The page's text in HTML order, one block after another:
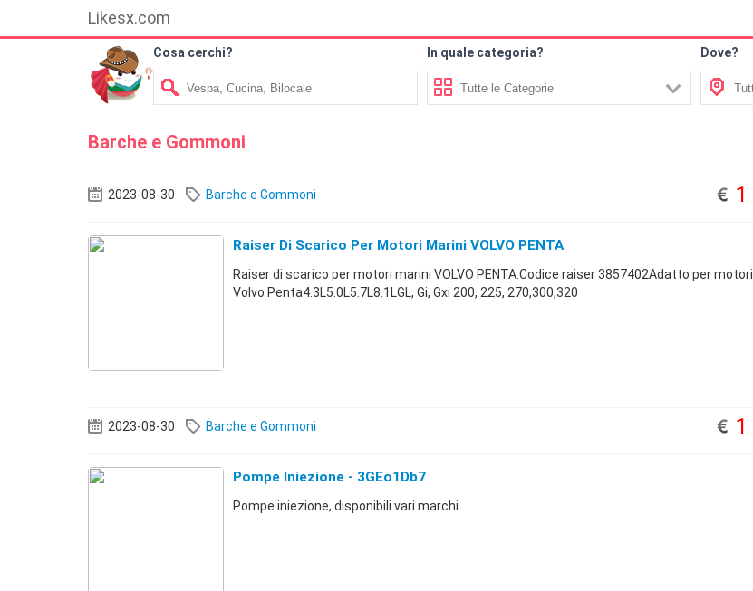
Likesx.com
Cosa cerchi? In quale categoria? Dove?
Barche e Gommoni
2023-08-30 Barche e Gommoni 1
Raiser Di Scarico Per Motori Marini VOLVO PENTA
Raiser di scarico per motori marini VOLVO PENTA.Codice raiser 3857402Adatto per motori
Volvo Penta4.3L5.0L5.7L8.1LGL, Gi, Gxi 200, 225, 270,300,320
2023-08-30 Barche e Gommoni 1
Pompe Iniezione - 3GEo1Db7
Pompe iniezione, disponibili vari marchi.